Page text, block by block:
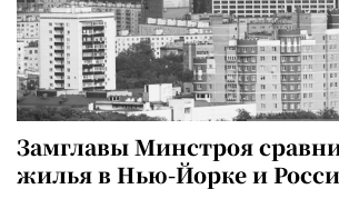
Замглавы Минстроя
жилья в Нью-Йорке и